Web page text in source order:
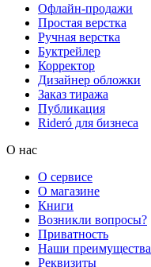
Офлайн-продажи
Простая верстка
Ручная верстка
Буктрейлер
Корректор
Дизайнер обложки
Заказ тиража
Публикация
Rideró для бизнеса
О нас
О сервисе
О магазине
Книги
Возникли вопросы?
Приватность
Наши преимущества
Реквизиты